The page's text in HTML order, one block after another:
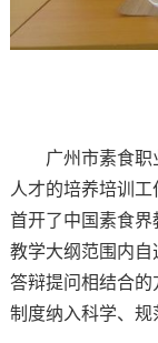
广州市素食
人才的培养培训
首开了中国素食
教学大纲范围内
答辩提问相结合
制度纳入科学、规